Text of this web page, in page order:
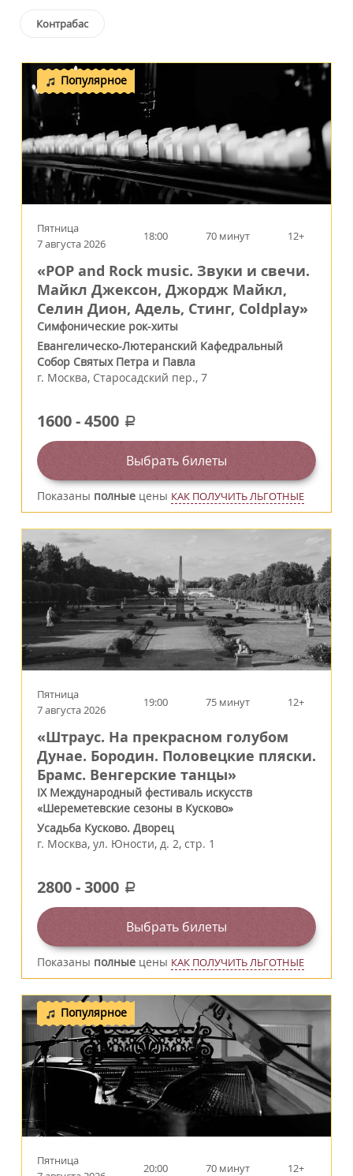
Контрабас
Популярное
Пятница
7 августа 2026
18:00 70 минут 12+
«POP and Rock music. Звуки и свечи.
Майкл Джексон, Джордж Майкл,
Селин Дион, Адель, Стинг, Coldplay»
Симфонические рок-хиты
Евангелическо-Лютеранский Кафедральный
Собор Святых Петра и Павла
г. Москва, Старосадский пер., 7
1600-4500 a
Выбрать билеты
Показаны полные цены КАК ПОЛУЧИТЬ ЛЬГОТНЫЕ
Пятница
7 августа 2026
19:00 75 минут 12+
«Штраус. На прекрасном голубом
Дунае. Бородин. Половецкие пляски.
Брамс. Венгерские танцы»
IX Международный фестиваль искусств
«Шереметевские сезоны в Кусково»
Усадьба Кусково. Дворец
г. Москва, ул. Юности, д. 2, стр. 1
2800-3000 a
Выбрать билеты
Показаны полные цены КАК ПОЛУЧИТЬ ЛЬГОТНЫЕ
Популярное
Пятница
20:00 70 минут 12+